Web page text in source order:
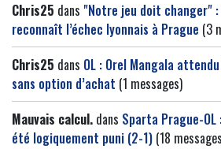
Chris25 dans "Notre jeu doit changer" :
reconnaît l’échec lyonnais à Prague (3
Chris25 dans OL : Orel Mangala
sans option d’achat (1 messages)
Mauvais calcul. dans Sparta Prague-
été logiquement puni (2-1) (18